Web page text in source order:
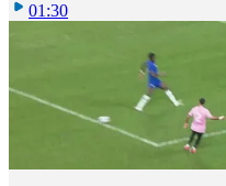
01:30